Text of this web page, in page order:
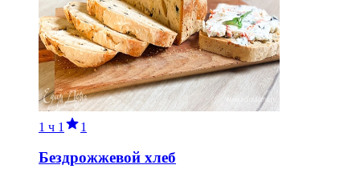
1 ч 1 1
Бездрожжевой хлеб